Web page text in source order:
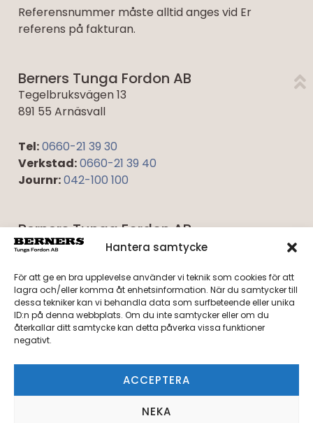
Hantera samtycke
För att ge en bra upplevelse använder vi teknik som cookies för att
lagra och/eller komma åt enhetsinformation. När du samtycker till
dessa tekniker kan vi behandla data som surfbeteende eller unika
ID:n på denna webbplats. Om du inte samtycker eller om du
återkallar ditt samtycke kan detta påverka vissa funktioner
negativt.
ACCEPTERA
NEKA
Referensnummer måste alltid anges vid Er
referens på fakturan.
Berners Tunga Fordon AB
Tegelbruksvägen 13
891 55 Arnäsvall
Tel:0660-21 39 30
Verkstad:0660-21 39 40
Journr:042-100 100
Berners Tunga Fordon AB
Umevägen 5
Tel:0950-40 27 10
Verkstad:0950-40 27 20
Journr:042-100 100
Cookiepolicy